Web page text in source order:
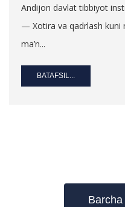
Andijon davlat tibbiyot
— Xotira va qadrlash kuni
ma’n...
BATAFSIL...